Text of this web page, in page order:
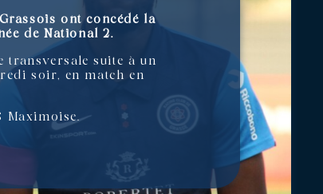
ont concédé la
de National 2.
transversale suite à un
soir, en match en
Maximoise.